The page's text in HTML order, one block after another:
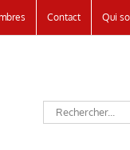
Contact Qui
Rechercher: